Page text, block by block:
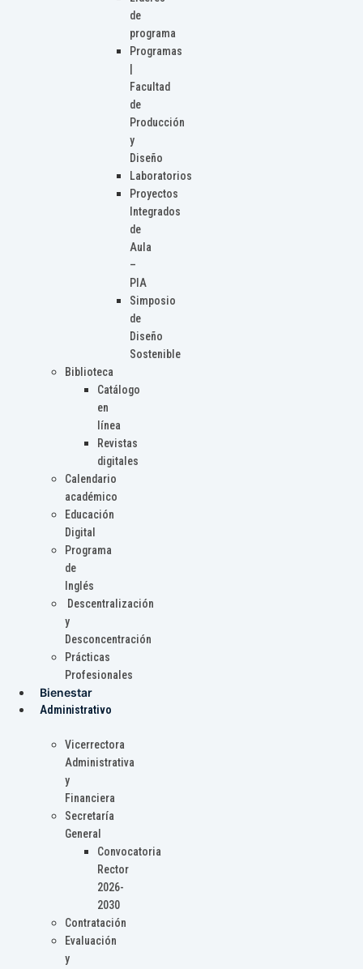
de
programa
Programas
Facultad
de
Producción
y
Diseño
Laboratorios
Proyectos
Integrados
de
Aula
–
PIA
Simposio
de
Diseño
Sostenible
Biblioteca
Catálogo
en
línea
Revistas
digitales
Calendario
académico
Educación
Digital
Programa
de
Inglés
Descentralización
y
Desconcentración
Prácticas
Profesionales
Bienestar
Administrativo
Vicerrectora
Administrativa
y
Financiera
Secretaría
General
Convocatoria
Rector
2026-
2030
Contratación
Evaluación
y